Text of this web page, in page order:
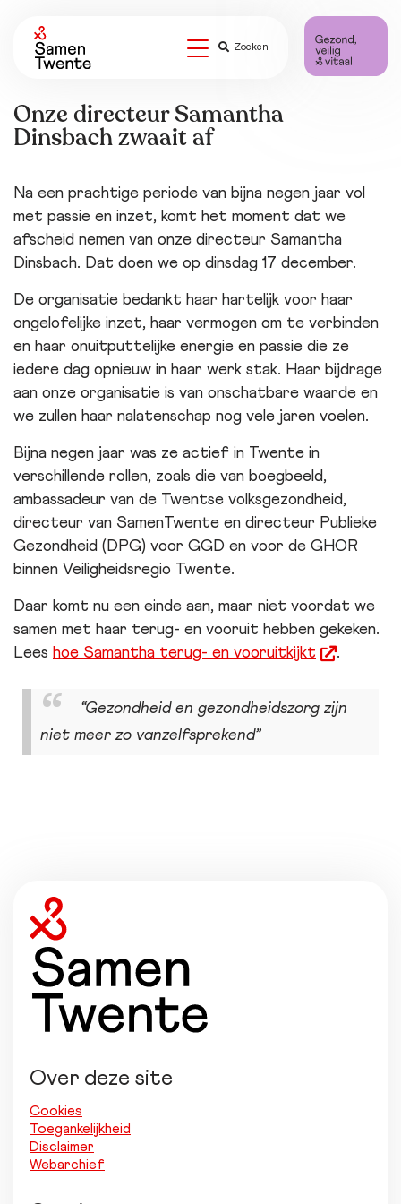
Zoeken
Onze directeur Samantha
Dinsbach zwaait af
Na een prachtige periode van bijna negen jaar vol
met passie en inzet, komt het moment dat we
afscheid nemen van onze directeur Samantha
Dinsbach. Dat doen we op dinsdag 17 december.
De organisatie bedankt haar hartelijk voor haar
ongelofelijke inzet, haar vermogen om te verbinden
en haar onuitputtelijke energie en passie die ze
iedere dag opnieuw in haar werk stak. Haar bijdrage
aan onze organisatie is van onschatbare waarde en
we zullen haar nalatenschap nog vele jaren voelen.
Bijna negen jaar was ze actief in Twente in
verschillende rollen, zoals die van boegbeeld,
ambassadeur van de Twentse volksgezondheid,
directeur van SamenTwente en directeur Publieke
Gezondheid (DPG) voor GGD en voor de GHOR
binnen Veiligheidsregio Twente.
Daar komt nu een einde aan, maar niet voordat we
samen met haar terug- en vooruit hebben gekeken.
Lees hoe Samantha terug- en vooruitkijkt
opent
scherm
.
“Gezondheid en gezondheidszorg zijn
niet meer zo vanzelfsprekend”
Over deze site
Cookies
Toegankelijkheid
Disclaimer
Webarchief